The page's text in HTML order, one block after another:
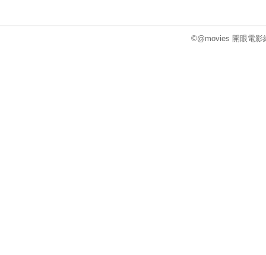
©@movies 開眼電